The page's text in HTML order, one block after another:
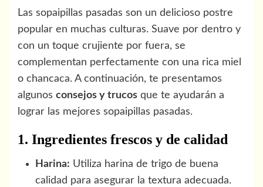
Las sopaipillas pasadas son un delicioso postre
popular en muchas culturas. Suave por dentro y
con un toque crujiente por fuera, se
complementan perfectamente con una rica miel
o chancaca. A continuación, te presentamos
algunos consejos y trucos que te ayudarán a
lograr las mejores sopaipillas pasadas.
1. Ingredientes frescos y de calidad
Harina: Utiliza harina de trigo de buena
calidad para asegurar la textura adecuada.